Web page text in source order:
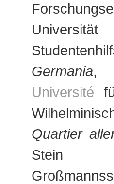
Germania,
Université
Quartier
Stein